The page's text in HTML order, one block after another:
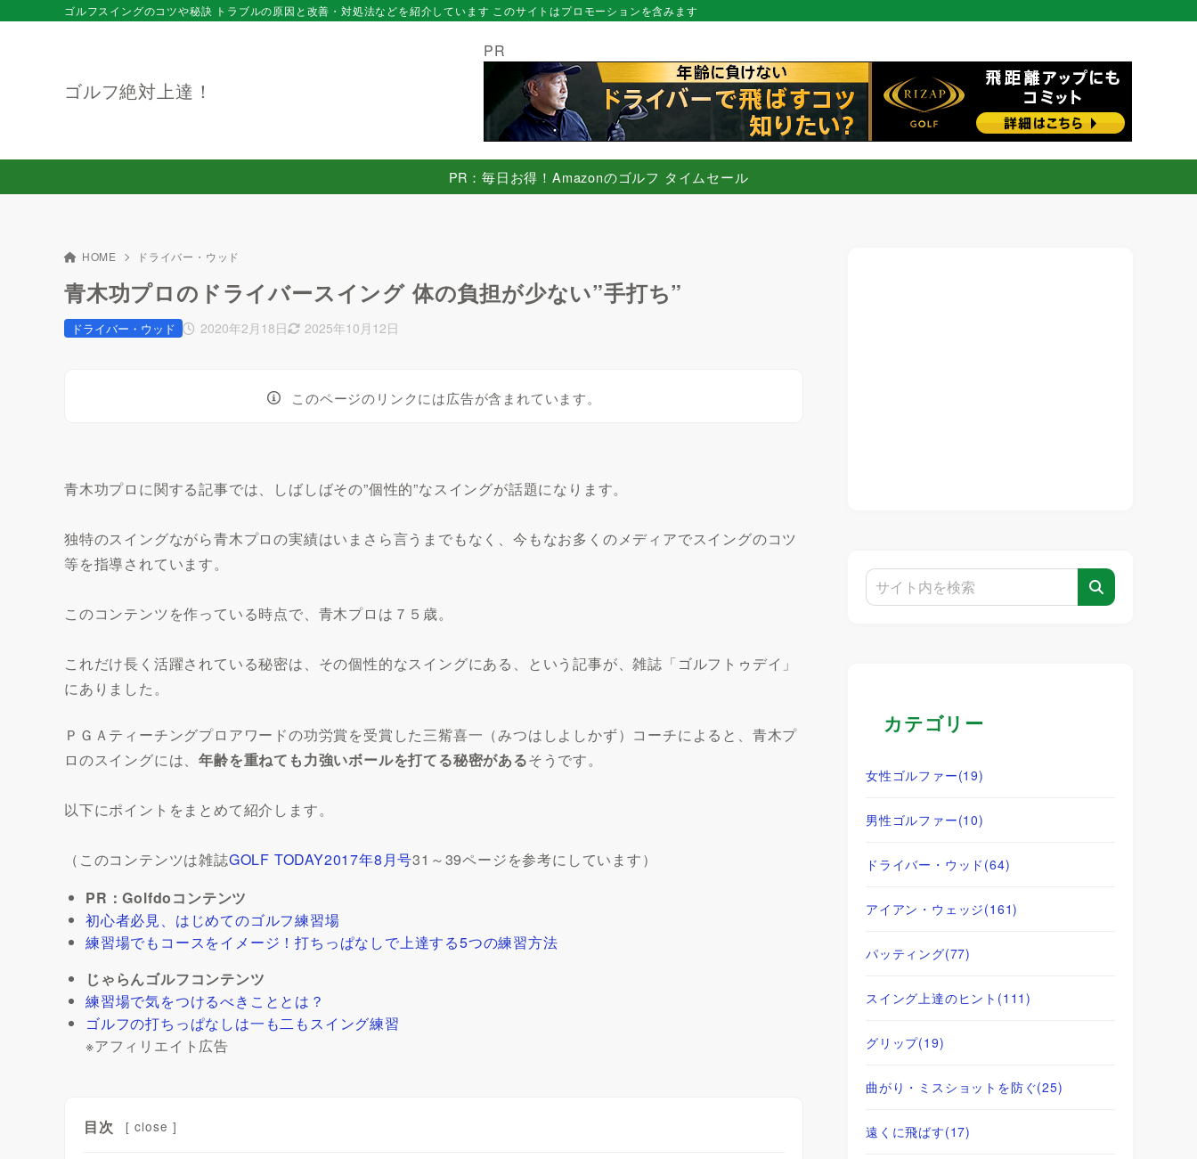
ゴルフ絶対上達！
ゴルフスイングのコツや秘訣 トラブルの原因と改善・対処法などを紹介しています このサイトはプロモーションを含みます
PR
PR：毎日お得！Amazonのゴルフ タイムセール
HOME ドライバー・ウッド
青木功プロのドライバースイング 体の負担が少ない”手打ち”
2020年2月18日 2025年10月12日
ドライバー・ウッド
このページのリンクには広告が含まれています。
青木功プロに関する記事では、しばしばその”個性的”なスイングが話題になります。
独特のスイングながら青木プロの実績はいまさら言うまでもなく、今もなお多くのメディアでスイングのコツ
等を指導されています。
このコンテンツを作っている時点で、青木プロは７５歳。
これだけ長く活躍されている秘密は、その個性的なスイングにある、という記事が、雑誌「ゴルフトゥデイ」
にありました。
ＰＧＡティーチングプロアワードの功労賞を受賞した三觜喜一（みつはしよしかず）コーチによると、青木プ
ロのスイングには、年齢を重ねても力強いボールを打てる秘密があるそうです。
以下にポイントをまとめて紹介します。
（このコンテンツは雑誌GOLF TODAY2017年8月号31～39ページを参考にしています）
PR：Golfdoコンテンツ
初心者必見、はじめてのゴルフ練習場
練習場でもコースをイメージ！打ちっぱなしで上達する5つの練習方法
じゃらんゴルフコンテンツ
練習場で気をつけるべきこととは？
ゴルフの打ちっぱなしは一も二もスイング練習
※アフィリエイト広告
目次 [ close ]
カテゴリー
女性ゴルファー(19)
男性ゴルファー(10)
ドライバー・ウッド (64)
アイアン・ウェッジ(161)
パッティング(77)
スイング上達のヒント (111)
グリップ(19)
曲がり・ミスショットを防ぐ(25)
遠くに飛ばす(17)